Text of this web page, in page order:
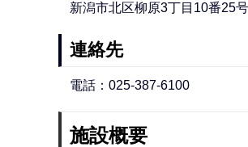
新潟市北区柳原3丁目10番25
連絡先
電話：025-387-6100
施設概要